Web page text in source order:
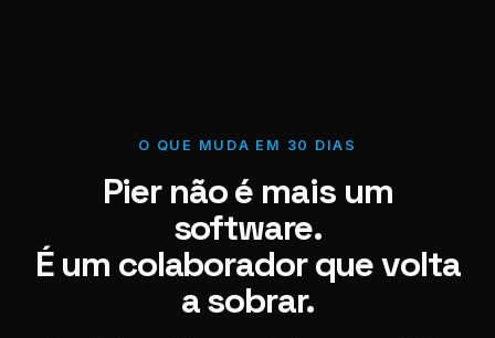
O QUE MUDA EM 30 DIAS
Pier não é mais um
software.
É um colaborador que volta
a sobrar.